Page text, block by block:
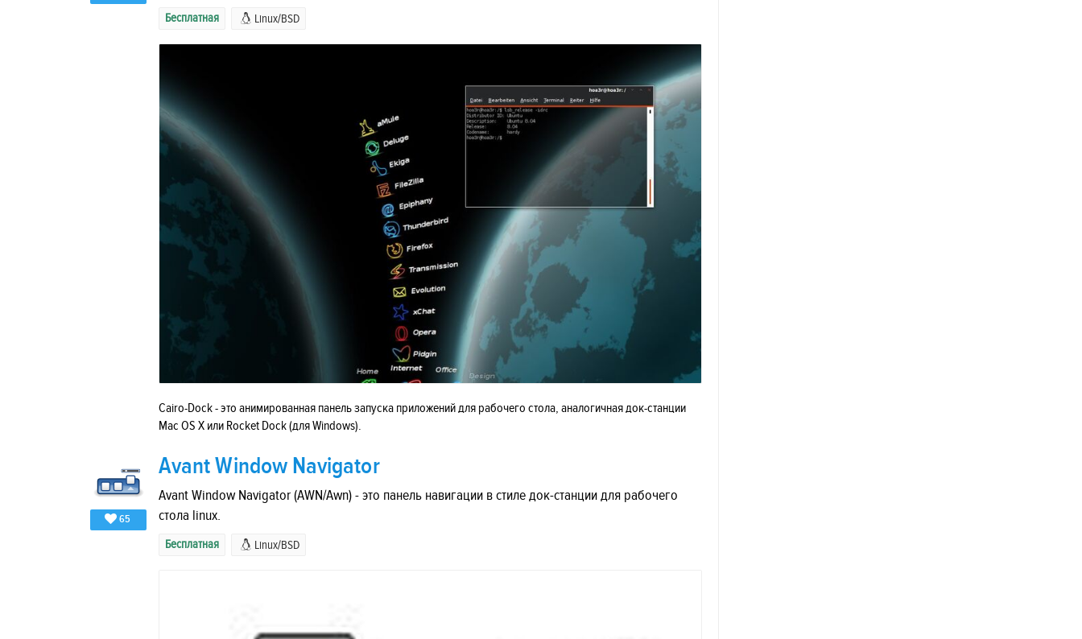
Бесплатная Linux/BSD
Cairo-Dock - это анимированная панель запуска приложений для рабочего стола, аналогичная док-станции
Mac OS X или Rocket Dock (для Windows).
65
Avant Window Navigator
Avant Window Navigator (AWN/Awn) - это панель навигации в стиле док-станции для рабочего
стола linux.
Бесплатная Linux/BSD